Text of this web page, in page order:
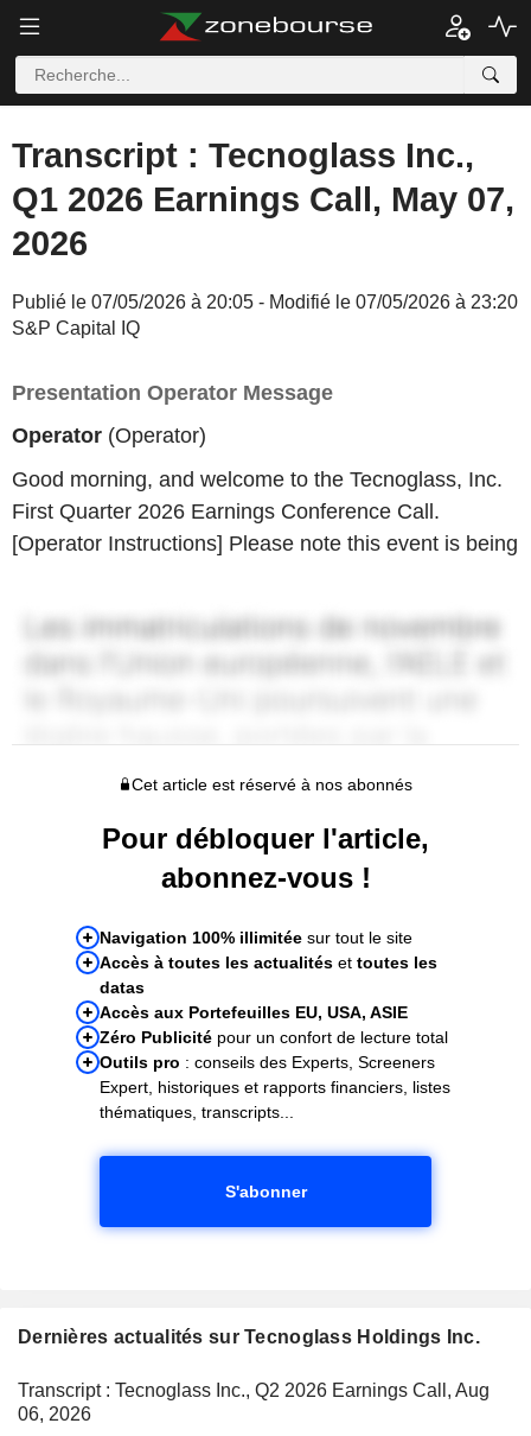
Transcript : Tecnoglass Inc.,
Q1 2026 Earnings Call, May 07,
2026
Publié le 07/05/2026 à 20:05 - Modifié le 07/05/2026 à 23:20
S&P Capital IQ
Presentation Operator Message
Operator (Operator)
Good morning, and welcome to the Tecnoglass, Inc.
First Quarter 2026 Earnings Conference Call.
[Operator Instructions] Please note this event is being
Cet article est réservé à nos abonnés
Pour débloquer l'article,
abonnez-vous !
Navigation 100% illimitée sur tout le site
Accès à toutes les actualités et toutes les
datas
Accès aux Portefeuilles EU, USA, ASIE
Zéro Publicité pour un confort de lecture total
Outils pro : conseils des Experts, Screeners
Expert, historiques et rapports financiers, listes
thématiques, transcripts...
S'abonner
Dernières actualités sur Tecnoglass Holdings Inc.
Transcript : Tecnoglass Inc., Q2 2026 Earnings Call, Aug
06, 2026